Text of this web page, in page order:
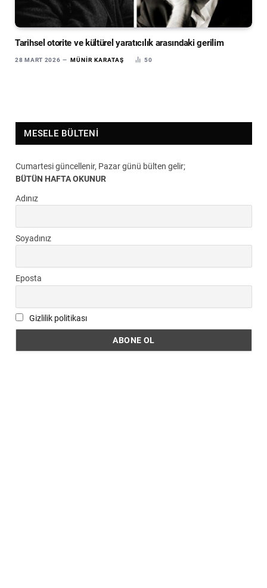
Tarihsel otorite ve kültürel yaratıcılık arasındaki gerilim
28 MART 2026 MÜNIR KARATAŞ 50
MESELE BÜLTENI
Cumartesi güncellenir, Pazar günü bülten gelir;
BÜTÜN HAFTA OKUNUR
Adınız
Soyadınız
Eposta
Gizlilik politikası